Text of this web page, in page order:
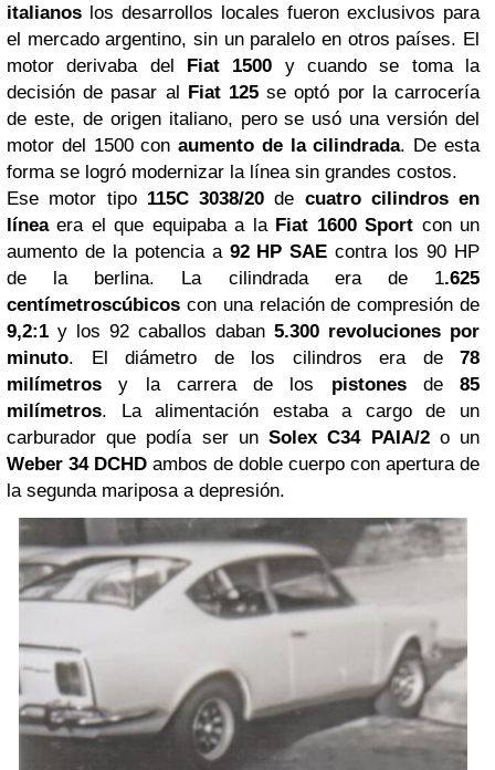
italianos los desarrollos locales fueron exclusivos para
el mercado argentino, sin un paralelo en otros países. El
motor derivaba del Fiat 1500 y cuando se toma la
decisión de pasar al Fiat 125 se optó por la carrocería
de este, de origen italiano, pero se usó una versión del
motor del 1500 conaumento de la cilindrada. De esta
forma se logró modernizar la línea sin grandes costos.
Ese motor tipo 115C3038/20 de cuatro cilindros en
líneaera el que equipaba a la Fiat 1600 Sport con un
aumento de la potencia a 92 HP SAE contra los 90 HP
de la berlina. La cilindrada era de 1.625
centímetroscúbicos con una relación de compresión de
9,2:1 y los 92 caballos daban 5.300 revoluciones por
minuto. El diámetro de los cilindros era de 78
milímetros y la carrera de los pistonesde 85
milímetros. La alimentación estaba a cargo de un
carburador que podía ser unSolex C34 PAIA/2o un
Weber 34 DCHD ambos de doble cuerpo con apertura de
la segunda mariposa a depresión.